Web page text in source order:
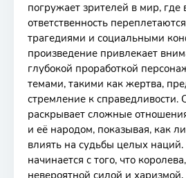
погружает зрителей в мир, где
ответственность
трагедиями и социальными
произведение привлекает
глубокой проработкой
темами, такими как жертва,
стремление к
раскрывает сложные
и её народом, показывая, как
влиять на судьбы целых
начинается с того, что
невероятной силой и харизмой,